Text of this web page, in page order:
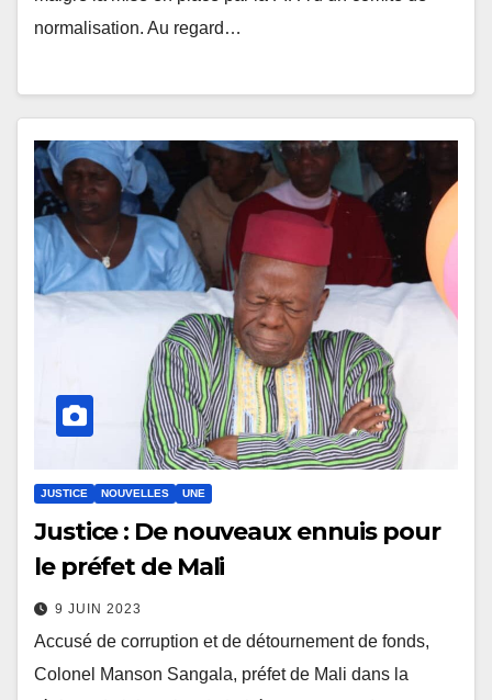
normalisation. Au regard…
JUSTICE NOUVELLES UNE
Justice : De nouveaux ennuis pour
le préfet de Mali
9 JUIN 2023
Accusé de corruption et de détournement de fonds,
Colonel Manson Sangala, préfet de Mali dans la